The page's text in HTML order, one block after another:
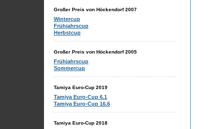
Großer Preis von Höckendorf 2007
Wintercup
Frühjahrscup
Herbstcup
Großer Preis von Höckendorf 2005
Frühjahrscup
Sommercup
Tamiya Euro-Cup 2019
Tamiya Euro-Cup 6.1
Tamiya Euro-Cup 16.6
Tamiya Euro-Cup 2018